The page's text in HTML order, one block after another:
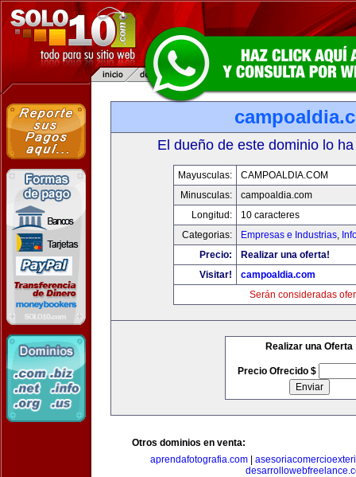
El dueño de este dominio lo
Mayusculas:
CAMPOALDIA.COM
Minusculas:
campoaldia.com
Longitud:
10 caracteres
Categorias:
Empresas e Industrias,
Precio:
Realizar una oferta!
Visitar!
campoaldia.com
Serán consideradas
Realizar una Oferta
Precio Ofrecido $
Otros dominios en venta:
aprendafotografia.com